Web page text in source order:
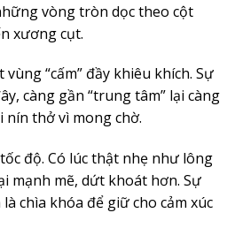
vòng tròn dọc theo cột
xương cụt.
vùng “cấm” đầy khiêu khích. Sự
càng gần “trung tâm” lại càng
thở vì mong chờ.
độ. Có lúc thật nhẹ như lông
mạnh mẽ, dứt khoát hơn. Sự
chìa khóa để giữ cho cảm xúc